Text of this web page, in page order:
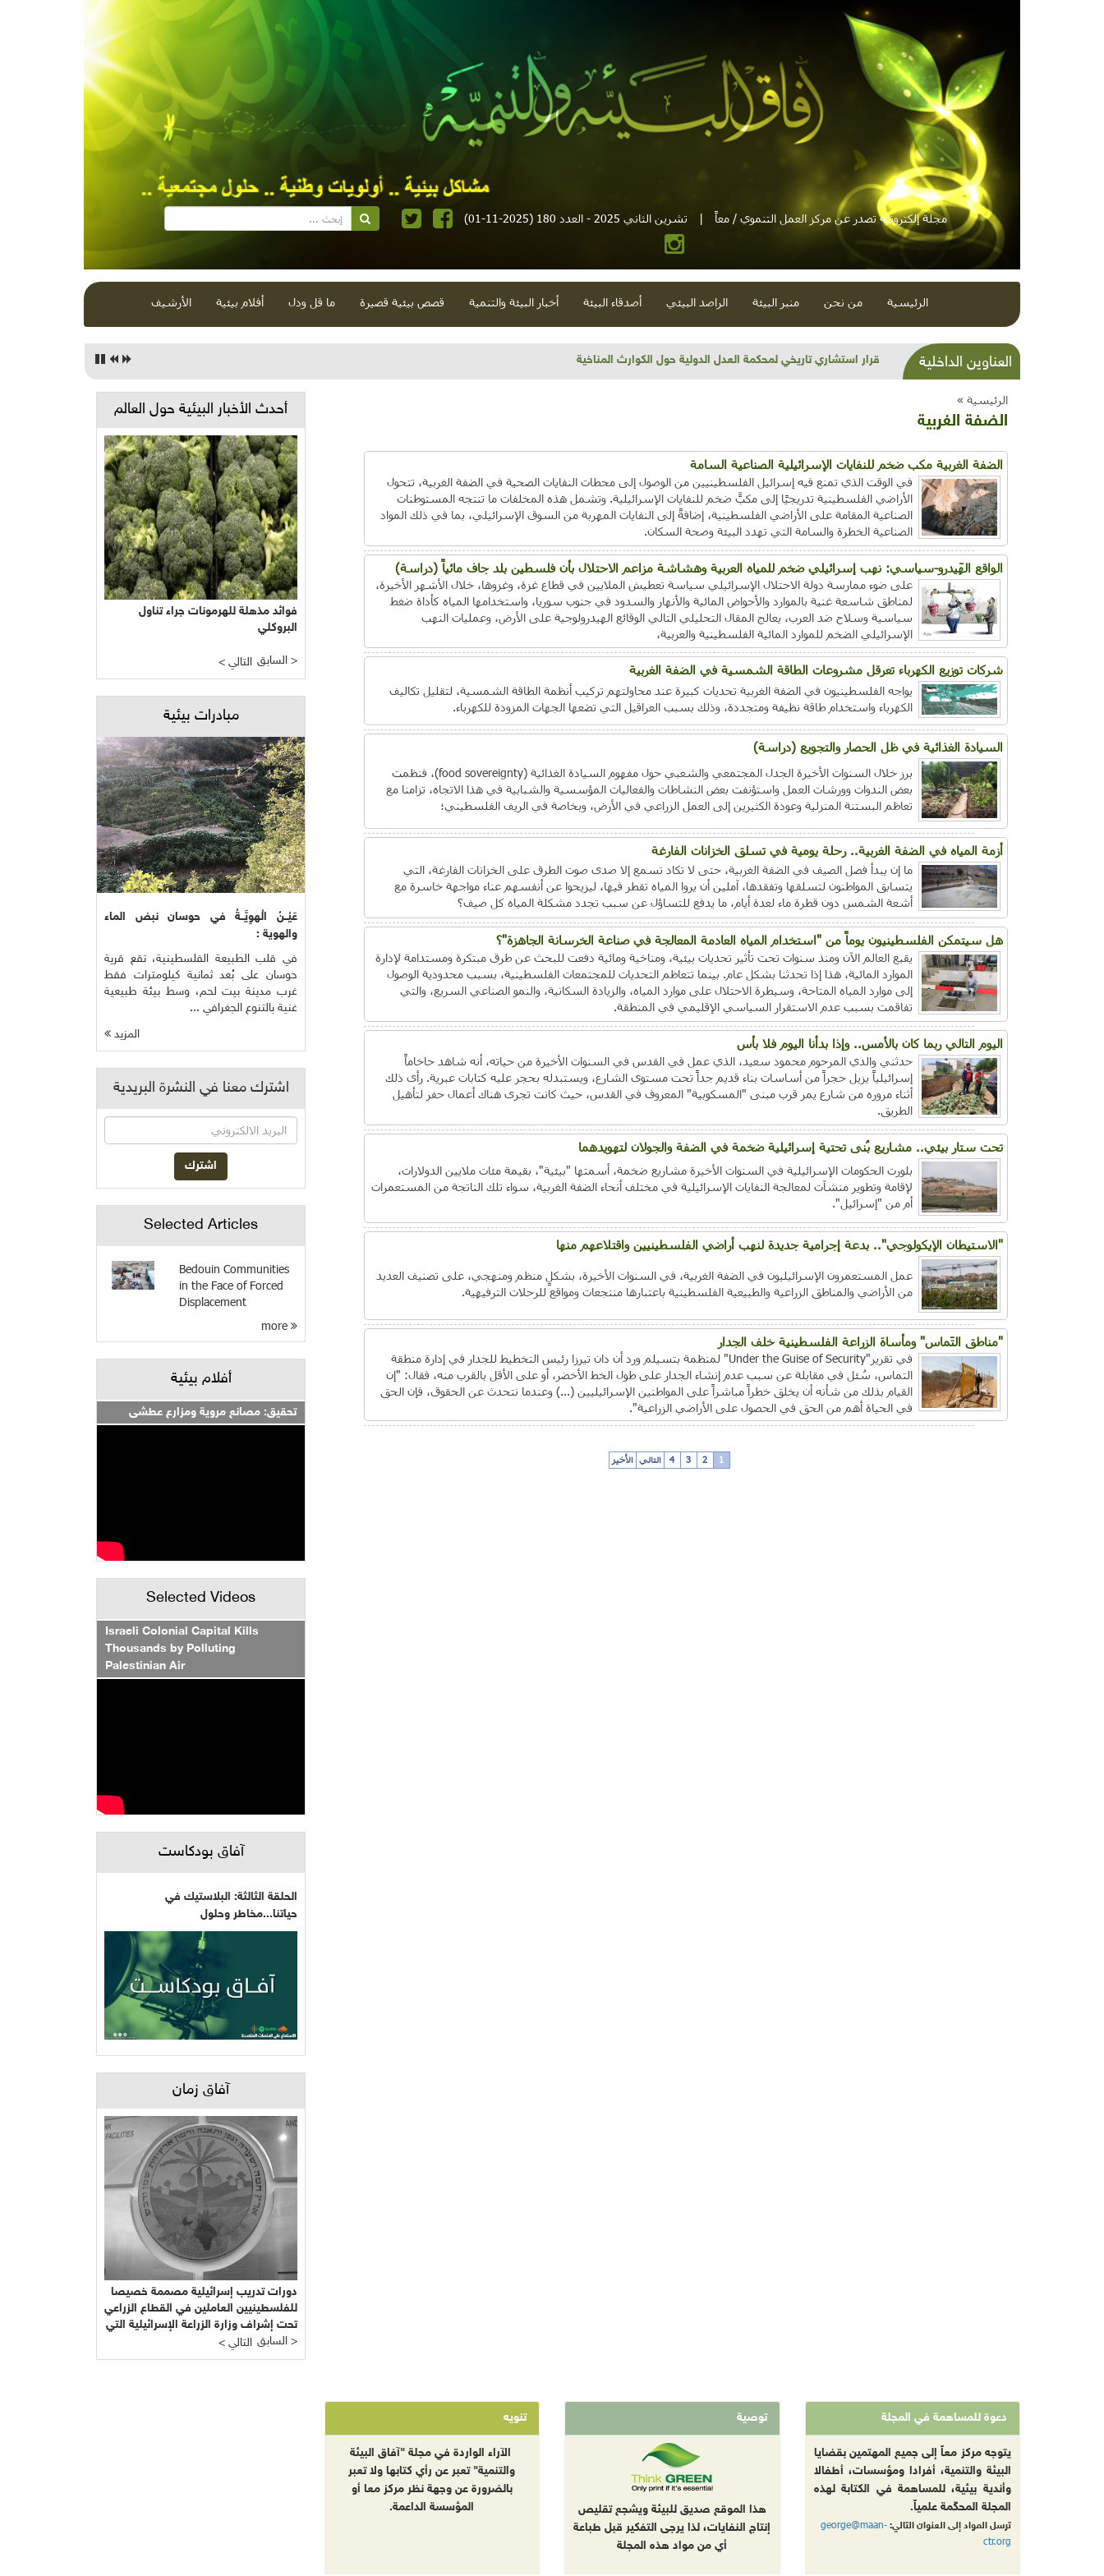
مجلة إلكترونية تصدر عن مركز العمل التنموي / معاً | تشرين الثاني 2025 - العدد 180 (2025-11-01)
الرئيسية من نحن منبر البيئة الراصد البيئي أصدقاء البيئة أخبار البيئة والتنمية قصص بيئية قصيرة ما قل ودل أفلام بيئية الأرشيف
العناوين الداخلية شذرات بيئية وتنموية...بنية تحتية وحلويات قبيحة وحاكورة ونوبل وزيتون و"سيباط"
الرئيسية »
الضفة الغربية
الضفة الغربية مكب ضخم للنفايات الإسرائيلية الصناعية السامة
في الوقت الذي تمنع فيه إسرائيل الفلسطينيين من الوصول إلى محطات النفايات الصحية في الضفة الغربية، تتحول
الأراضي الفلسطينية تدريجيًا إلى مكبٍّ ضخم للنفايات الإسرائيلية. وتشمل هذه المخلفات ما تنتجه المستوطنات
الصناعية المقامة على الأراضي الفلسطينية، إضافةً إلى النفايات المهربة من السوق الإسرائيلي، بما في ذلك المواد
الصناعية الخطرة والسامة التي تهدد البيئة وصحة السكان.
الواقع الهَيدرو-سياسي: نهب إسرائيلي ضخم للمياه العربية وهشاشة مزاعم الاحتلال بأن فلسطين بلد جاف مائياً (دراسة)
على ضوء ممارسة دولة الاحتلال الإسرائيلي سياسة تعطيش الملايين في قطاع غزة، وغزوها، خلال الأشهر الأخيرة،
لمناطق شاسعة غنية بالموارد والأحواض المائية والأنهار والسدود في جنوب سوريا، واستخدامها المياه كأداة ضغط
سياسية وسلاح ضد العرب، يعالج المقال التحليلي التالي الوقائع الهيدرولوجية على الأرض، وعمليات النهب
الإسرائيلي الضخم للموارد المائية الفلسطينية والعربية،
شركات توزيع الكهرباء تعرقل مشروعات الطاقة الشمسية في الضفة الغربية
يواجه الفلسطينيون في الضفة الغربية تحديات كبيرة عند محاولتهم تركيب أنظمة الطاقة الشمسية، لتقليل تكاليف
الكهرباء واستخدام طاقة نظيفة ومتجددة، وذلك بسبب العراقيل التي تضعها الجهات المزودة للكهرباء.
السيادة الغذائية في ظل الحصار والتجويع (دراسة)
برز خلال السنوات الأخيرة الجدل المجتمعي والشعبي حول مفهوم السيادة الغذائية (food sovereignty)، فنظمت
بعض الندوات وورشات العمل واستؤنفت بعض النشاطات والفعاليات المؤسسية والشبابية في هذا الاتجاه، تزامنا مع
تعاظم البستنة المنزلية وعودة الكثيرين إلى العمل الزراعي في الأرض، وبخاصة في الريف الفلسطيني؛
أزمة المياه في الضفة الغربية.. رحلة يومية في تسلق الخزانات الفارغة
ما إن يبدأ فصل الصيف في الضفة الغربية، حتى لا تكاد تسمع إلا صدى صوت الطرق على الخزانات الفارغة، التي
يتسابق المواطنون لتسلقها وتفقدها، آملين أن يروا المياه تقطر فيها، ليزيحوا عن أنفسهم عناء مواجهة خاسرة مع
أشعة الشمس دون قطرة ماء لعدة أيام، ما يدفع للتساؤل عن سبب تجدد مشكلة المياه كل صيف؟
هل سيتمكن الفلسطينيون يوماً من "استخدام المياه العادمة المعالجة في صناعة الخرسانة الجاهزة"؟
يقبع العالم الآن ومنذ سنوات تحت تأثير تحديات بيئية، ومناخية ومائية دفعت للبحث عن طرق مبتكرة ومستدامة لإدارة
الموارد المائية، هذا إذا تحدثنا بشكل عام. بينما تتعاظم التحديات للمجتمعات الفلسطينية، بسبب محدودية الوصول
إلى موارد المياه المتاحة، وسيطرة الاحتلال على موارد المياه، والزيادة السكانية، والنمو الصناعي السريع، والتي
تفاقمت بسبب عدم الاستقرار السياسي الإقليمي في المنطقة.
اليوم التالي ربما كان بالأمس.. وإذا بدأنا اليوم فلا بأس
حدثني والدي المرحوم محمود سعيد، الذي عمل في القدس في السنوات الأخيرة من حياته، أنه شاهد حاخاماً
إسرائيلياً يزيل حجراً من أساسات بناء قديم جداً تحت مستوى الشارع، ويستبدله بحجر عليه كتابات عبرية. رأى ذلك
أثناء مروره من شارع يمر قرب مبنى "المسكوبية" المعروف في القدس، حيث كانت تجرى هناك أعمال حفر لتأهيل
الطريق.
تحت ستار بيئي.. مشاريع بُنى تحتية إسرائيلية ضخمة في الضفة والجولان لتهويدهما
بلورت الحكومات الإسرائيلية في السنوات الأخيرة مشاريع ضخمة، أسمتها "بيئية"، بقيمة مئات ملايين الدولارات،
لإقامة وتطوير منشآت لمعالجة النفايات الإسرائيلية في مختلف أنحاء الضفة الغربية، سواء تلك الناتجة من المستعمرات
أم من "إسرائيل".
"الاستيطان الإيكولوجي".. بدعة إجرامية جديدة لنهب أراضي الفلسطينيين واقتلاعهم منها
عمل المستعمرون الإسرائيليون في الضفة الغربية، في السنوات الأخيرة، بشكلٍ منظم ومنهجي، على تصنيف العديد
من الأراضي والمناطق الزراعية والطبيعية الفلسطينية باعتبارها منتجعات ومواقع للرحلات الترفيهية.
"مناطق التَماس" ومأساة الزراعة الفلسطينية خلف الجدار
في تقرير"Under the Guise of Security" لمنظمة بتسيلم ورد أن دان تيرزا رئيس التخطيط للجدار في إدارة منطقة
التماس، سُئل في مقابلة عن سبب عدم إنشاء الجدار على طول الخط الأخضر، أو على الأقل بالقرب منه، فقال: "إن
القيام بذلك من شأنه أن يخلق خطراً مباشراً على المواطنين الإسرائيليين (...) وعندما نتحدث عن الحقوق، فإن الحق
في الحياة أهم من الحق في الحصول على الأراضي الزراعية".
1
2
3
4 التالي الأخير
أحدث الأخبار البيئية حول العالم
فوائد مذهلة للهرمونات جراء تناول
البروكلي
< التالي السابق >
مبادرات بيئية
عَيْــنُ الْهوِيَّــةُ في حوسان نبض الماء
والهوية :
في قلب الطبيعة الفلسطينية، تقع قرية
حوسان على بُعد ثمانية كيلومترات فقط
غرب مدينة بيت لحم، وسط بيئة طبيعية
غنية بالتنوع الجغرافي ...
المزيد
اشترك معنا في النشرة البريدية
Selected Articles
Bedouin Communities
in the Face of Forced
Displacement
أفلام بيئية
تحقيق: مصانع مروية ومزارع عطشى
Selected Videos
Israeli Colonial Capital Kills
Thousands by Polluting
Palestinian Air
آفاق بودكاست
الحلقة الثالثة: البلاستيك في
حياتنا...مخاطر وحلول
آفاق زمان
دورات تدريب إسرائيلية مصممة خصيصا
للفلسطينيين العاملين في القطاع الزراعي
تحت إشراف وزارة الزراعة الإسرائيلية التي
يرأسها يائير شَمِير نائب ليبرمان رئيس
"إسرائيل بيتنا"!!!
< التالي السابق >
دعوة للمساهمة في المجلة
يتوجه مركز معاً إلى جميع المهتمين بقضايا
البيئة والتنمية، أفرادا ومؤسسات، أطفالا
وأندية بيئية، للمساهمة في الكتابة لهذه
المجلة المحكّمة علمياً.
ترسل المواد إلى العنوان التالي:george@maan-
ctr.org
توصية
هذا الموقع صديق للبيئة ويشجع تقليص
إنتاج النفايات، لذا يرجى التفكير قبل طباعة
أي من مواد هذه المجلة
تنويه
الآراء الواردة في مجلة "آفاق البيئة
والتنمية" تعبر عن رأي كتابها ولا تعبر
بالضرورة عن وجهة نظر مركز معا أو
المؤسسة الداعمة.